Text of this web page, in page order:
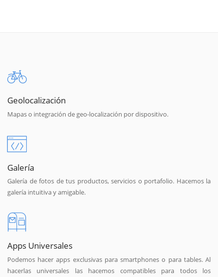
Geolocalización
Mapas o integración de geo-localización por dispositivo.
Galería
Galería de fotos de tus productos, servicios o portafolio. Hacemos la
galería intuitiva y amigable.
Apps Universales
Podemos hacer apps exclusivas para smartphones o para tables. Al
hacerlas universales las hacemos compatibles para todos los